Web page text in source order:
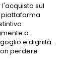
sul
a
e dignità.
perdere